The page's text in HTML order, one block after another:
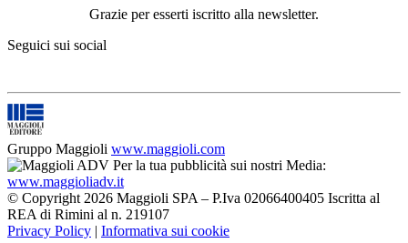
Grazie per esserti iscritto alla newsletter.
Seguici sui social
Gruppo Maggioli www.maggioli.com
Per la tua pubblicità sui nostri Media:
www.maggioliadv.it
© Copyright 2026 Maggioli SPA – P.Iva 02066400405 Iscritta al
REA di Rimini al n. 219107
Privacy Policy | Informativa sui cookie